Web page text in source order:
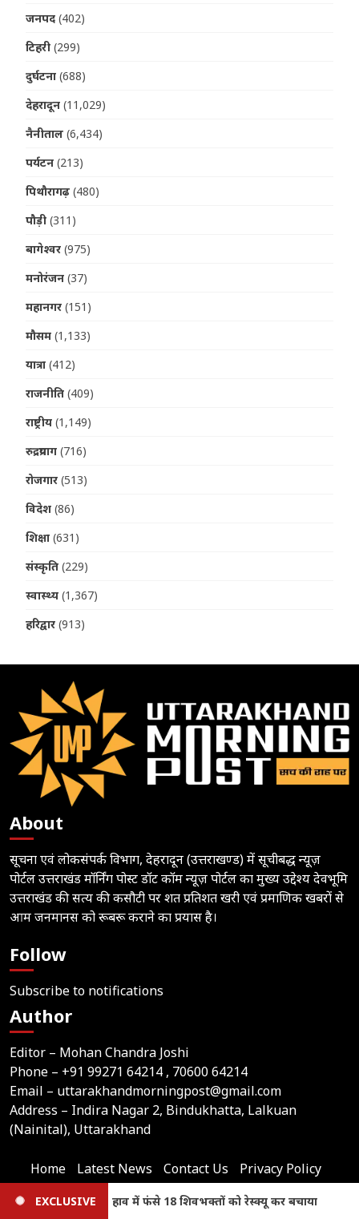
जनपद (402)
टिहरी (299)
दुर्घटना (688)
देहरादून (11,029)
नैनीताल (6,434)
पर्यटन (213)
पिथौरागढ़ (480)
पौड़ी (311)
बागेश्वर (975)
मनोरंजन (37)
महानगर (151)
मौसम (1,133)
यात्रा (412)
राजनीति (409)
राष्ट्रीय (1,149)
रुद्रप्रयाग (716)
रोजगार (513)
विदेश (86)
शिक्षा (631)
संस्कृति (229)
स्वास्थ्य (1,367)
हरिद्वार (913)
About
सूचना एवं लोकसंपर्क विभाग, देहरादून (उत्तराखण्ड) में सूचीबद्ध न्यूज़
पोर्टल उत्तराखंड मॉर्निंग पोस्ट डॉट कॉम न्यूज़ पोर्टल का मुख्य उद्देश्य देवभूमि
उत्तराखंड की सत्य की कसौटी पर शत प्रतिशत खरी एवं प्रमाणिक खबरों से
आम जनमानस को रूबरू कराने का प्रयास है।
Follow
Subscribe to notifications
Author
Editor – Mohan Chandra Joshi
Phone – +91 99271 64214 , 70600 64214
Email – uttarakhandmorningpost@gmail.com
Address – Indira Nagar 2, Bindukhatta, Lalkuan
(Nainital), Uttarakhand
Home Latest News Contact Us
Privacy Policy
Terms
EXCLUSIVE Uttarakhand Weather Update: अगले दो दिन